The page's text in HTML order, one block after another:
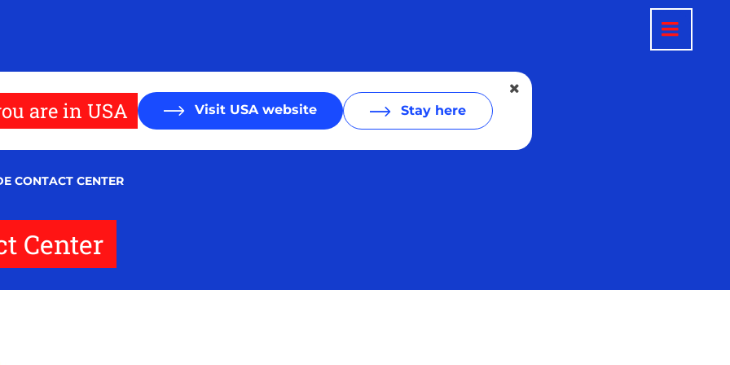
are in USA Visit USA website Stay here
CONTACT CENTER
Center